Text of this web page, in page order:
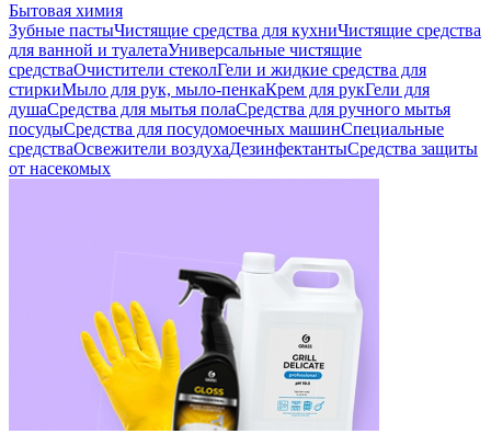
Бытовая химия
Зубные пастыЧистящие средства для кухниЧистящие средства
для ванной и туалетаУниверсальные чистящие
средстваОчистители стеколГели и жидкие средства для
стиркиМыло для рук, мыло-пенкаКрем для рукГели для
душаСредства для мытья полаСредства для ручного мытья
посудыСредства для посудомоечных машинСпециальные
средстваОсвежители воздухаДезинфектантыСредства защиты
от насекомых